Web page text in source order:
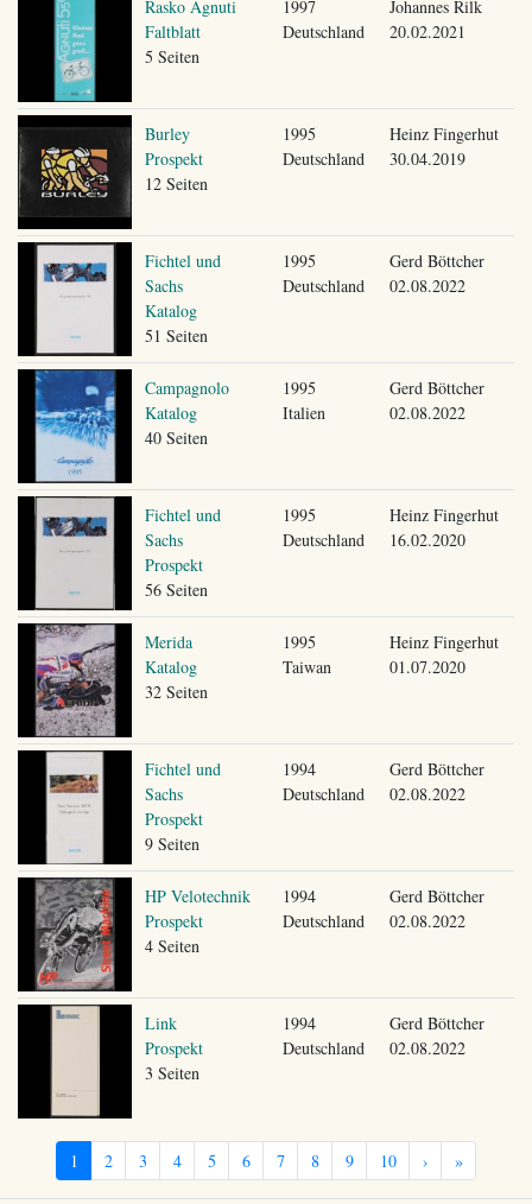
Rasko Agnuti
Faltblatt
5 Seiten
1997
Deutschland
Johannes Rilk
20.02.2021
Burley
Prospekt
12 Seiten
1995
Deutschland
Heinz Fingerhut
30.04.2019
Fichtel und
Sachs
Katalog
51 Seiten
1995
Deutschland
Gerd Böttcher
02.08.2022
Campagnolo
Katalog
40 Seiten
1995
Italien
Gerd Böttcher
02.08.2022
Fichtel und
Sachs
Prospekt
56 Seiten
1995
Deutschland
Heinz Fingerhut
16.02.2020
Merida
Katalog
32 Seiten
1995
Taiwan
Heinz Fingerhut
01.07.2020
Fichtel und
Sachs
Prospekt
9 Seiten
1994
Deutschland
Gerd Böttcher
02.08.2022
HP Velotechnik
Prospekt
4 Seiten
1994
Deutschland
Gerd Böttcher
02.08.2022
Link
Prospekt
3 Seiten
1994
Deutschland
Gerd Böttcher
02.08.2022
1 2 3 4 5 6 7 8 9 10 › »